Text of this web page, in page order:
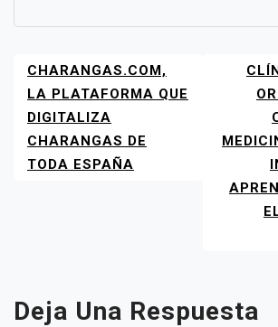
NAVEGACIÓN
DE
ENTRADAS
CHARANGAS.COM,
LA PLATAFORMA QUE
DIGITALIZA
CHARANGAS DE
TODA ESPAÑA
Deja Una Respuesta